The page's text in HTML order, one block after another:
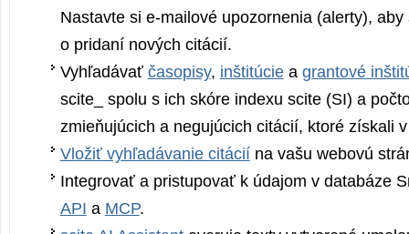
Nastavte si e-mailové upozornenia (alerty),
o pridaní nových citácií.
Vyhľadávať časopisy, inštitúciea grantové
scite_ spolu s ich skóre indexu scite (SI) a
zmieňujúcich a negujúcich citácií, ktoré získali
Vložiť vyhľadávanie citáciína vašu webovú
Integrovať a pristupovať k údajom v databáze
API a MCP.